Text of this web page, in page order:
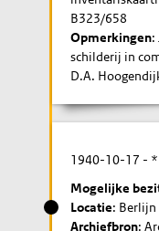
B323/658
Opmerkingen:
schilderij in
D.A.
1940-10-17 - *
Mogelijke
Locatie: Berlijn
Archiefbron: